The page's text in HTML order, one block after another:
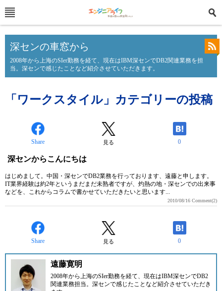
深センの車窓から
2008年から上海のSIer勤務を経て、現在はIBM深センでDB2関連業務を担
当。深センで感じたことなど紹介させていただきます。
「ワークスタイル」カテゴリーの投稿
Share 見る 0
深センからこんにちは
はじめまして。中国・深センでDB2業務を行っております、遠藤と申します。
IT業界経験は約2年というまだまだ未熟者ですが、灼熱の地・深センでの出来事
などを、これからコラムで書かせていただきたいと思います...
2010/08/16 Comment(2)
Share 見る 0
遠藤寛明
2008年から上海のSIer勤務を経て、現在はIBM深センでDB2
関連業務担当。深センで感じたことなど紹介させていただき